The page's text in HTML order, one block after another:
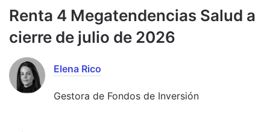
Renta 4 Megatendencias Salud a
cierre de julio de 2026
Elena Rico
Gestora de Fondos de Inversión